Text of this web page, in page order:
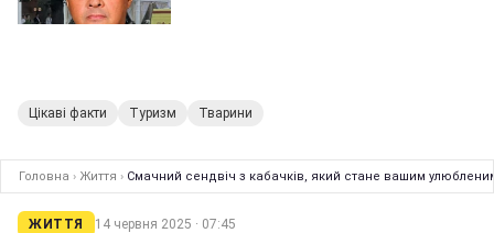
Цікаві факти Туризм Тварини
Головна › Життя › Смачний сендвіч з кабачків, який стане вашим
ЖИТТЯ 14 червня 2025 · 07:45